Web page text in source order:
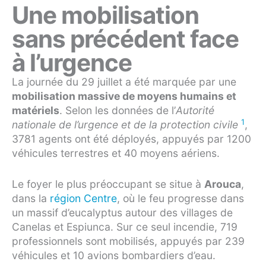
Une mobilisation
sans précédent face
à l’urgence
La journée du 29 juillet a été marquée par une
mobilisation massive de moyens humains et
matériels. Selon les données de l’Autorité
nationale de l’urgence et de la protection civile 1,
3781 agents ont été déployés, appuyés par 1200
véhicules terrestres et 40 moyens aériens.
Le foyer le plus préoccupant se situe à Arouca,
dans la région Centre, où le feu progresse dans
un massif d’eucalyptus autour des villages de
Canelas et Espiunca. Sur ce seul incendie, 719
professionnels sont mobilisés, appuyés par 239
véhicules et 10 avions bombardiers d’eau.